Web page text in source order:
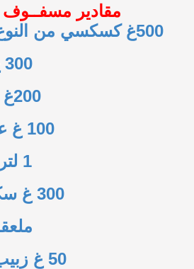
مقادير مسفــوف
500غ كسكسي من النوع الجيد الخاص بالمسفوف
300 غ دقلة
200غ بوفريوة
100 غ عوينة جافة
1 لتر حليب
300 غ سكر مسحوق
50 غ زبيب بدون نواة